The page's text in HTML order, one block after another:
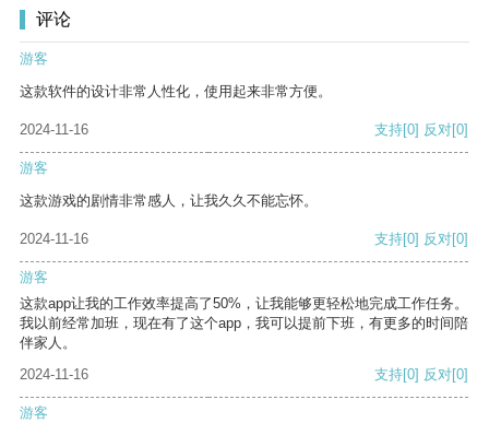
评论
游客
这款软件的设计非常人性化，使用起来非常方便。
2024-11-16 支持[0] 反对[0]
游客
这款游戏的剧情非常感人，让我久久不能忘怀。
2024-11-16 支持[0] 反对[0]
游客
这款app让我的工作效率提高了50%，让我能够更轻松地完成工作任务。
我以前经常加班，现在有了这个app，我可以提前下班，有更多的时间陪
伴家人。
2024-11-16
支持[0] 反对[0]
游客